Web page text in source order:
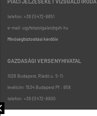
PIACI JELZÉSEKET VIZSGÁLÓ IRODA
telefon: +36 (1) 472-8851
e-mail: ugyfelszolgalat@gvh.hu
Minőségbiztosítási kérdőív
GAZDASÁGI VERSENYHIVATAL
1026 Budapest, Riadó u. 5-11.
levélcím: 1534 Budapest Pf.: 958
telefon: +36 (1) 472-8900